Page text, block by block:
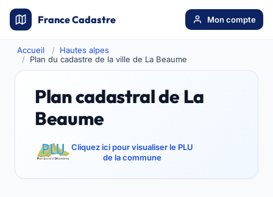
France Cadastre Mon compte
Accueil
Hautes alpes
Plan du cadastre de la ville de La Beaume
Plan cadastral de La
Beaume
Cliquez ici pour visualiser le PLU
de la commune